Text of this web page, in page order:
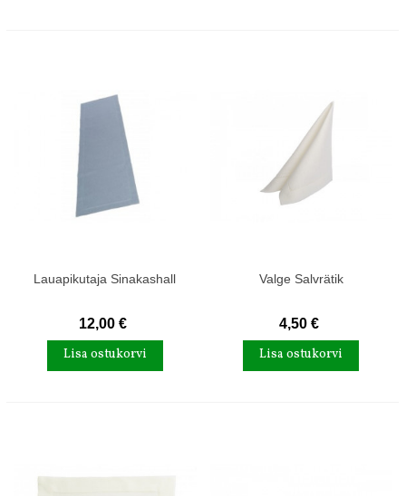
Lauapikutaja Sinakashall
12,00 €
Lisa ostukorvi
Valge Salvrätik
4,50 €
Lisa ostukorvi